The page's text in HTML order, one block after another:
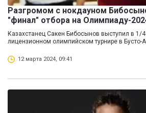
Разгромом с нокдауном
"финал" отбора на Олимпиаду-
Казахстанец Сакен Бибосынов выступил в 1/
лицензионном олимпийском турнире в Бусто-
12 марта 2024, 09:41